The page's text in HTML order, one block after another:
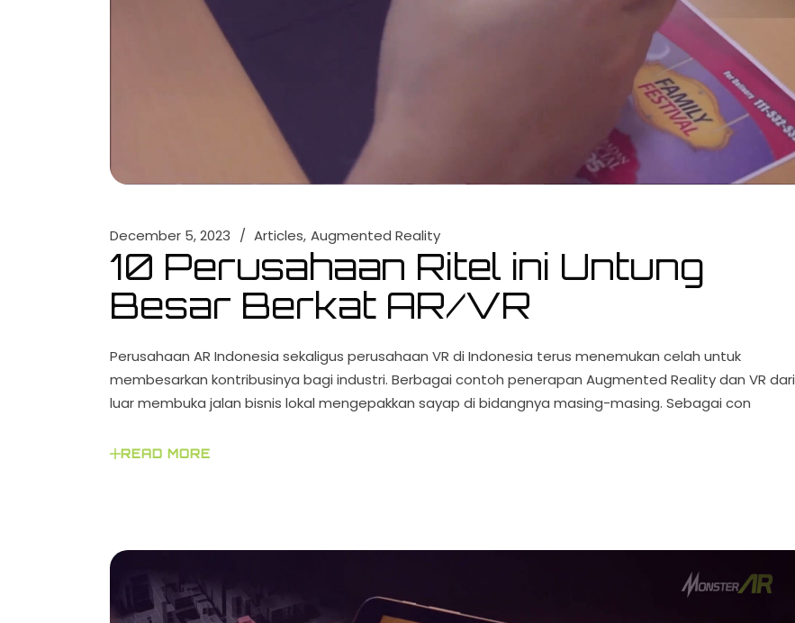
December 5, 2023 Articles Augmented Reality
10 Perusahaan Ritel ini Untung
Besar Berkat AR/VR
Perusahaan AR Indonesia sekaligus perusahaan VR di Indonesia terus menemukan celah untuk
membesarkan kontribusinya bagi industri. Berbagai contoh penerapan Augmented Reality dan VR dari
luar membuka jalan bisnis lokal mengepakkan sayap di bidangnya masing-masing. Sebagai con
READ MORE